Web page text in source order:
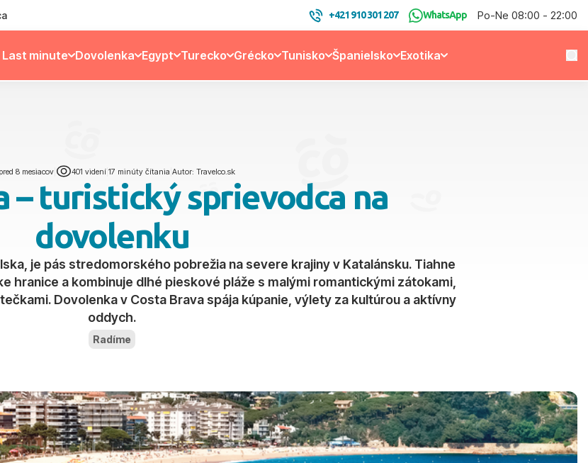
+421 910 301 207 WhatsApp Po-Ne 08:00 - 22:00
Last minute Dovolenka Egypt Turecko Grécko Tunisko Španielsko Exotika
pred 8 mesiacov 401 videní 17 minúty čítania Autor: Travelco.sk
– turistický sprievodca na
dovolenku
je pás stredomorského pobrežia na severe krajiny v Katalánsku. Tiahne
hranice a kombinuje dlhé pieskové pláže s malými romantickými zátokami,
Dovolenka v Costa Brava spája kúpanie, výlety za kultúrou a aktívny
oddych.
Radíme